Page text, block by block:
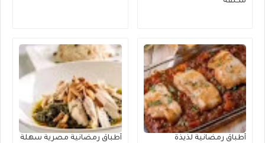
أطباق رمضانية لذيذة
أطباق رمضانية مصرية سهلة